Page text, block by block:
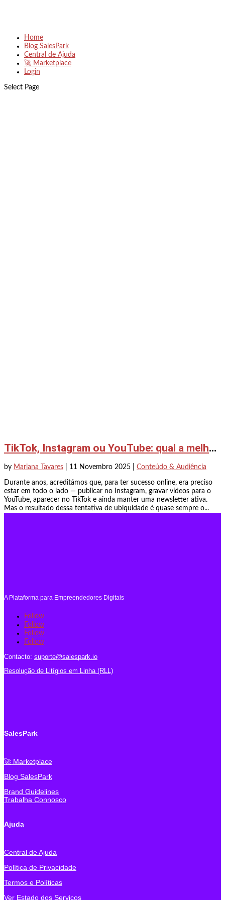
Home
Blog SalesPark
Central de Ajuda
🚀 Marketplace
Login
Select Page
TikTok, Instagram ou YouTube: qual a melhor rede social para produtores digitais?
by Mariana Tavares 11 Novembro 2025 Conteúdo & Audiência
Durante anos, acreditámos que, para ter sucesso online, era preciso
estar em todo o lado — publicar no Instagram, gravar vídeos para o
YouTube, aparecer no TikTok e ainda manter uma newsletter ativa.
Mas o resultado dessa tentativa de ubiquidade é quase sempre o...
A Plataforma para Empreendedores Digitais
Follow
Follow
Follow
Follow
Contacto: suporte@salespark.io
Resolução de Litígios em Linha (RLL)
SalesPark
🚀 Marketplace
Blog SalesPark
Brand Guidelines
Trabalha Connosco
Ajuda
Central de Ajuda
Política de Privacidade
Termos e Políticas
Ver Estado dos Serviços